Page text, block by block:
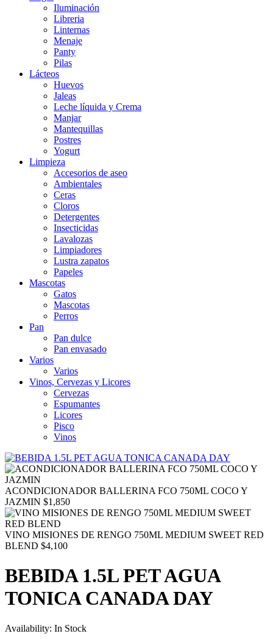
Iluminación
Libreria
Linternas
Menaje
Panty
Pilas
Lácteos
Huevos
Jaleas
Leche líquida y Crema
Manjar
Mantequillas
Postres
Yogurt
Limpieza
Accesorios de aseo
Ambientales
Ceras
Cloros
Detergentes
Insecticidas
Lavalozas
Limpiadores
Lustra zapatos
Papeles
Mascotas
Gatos
Mascotas
Perros
Pan
Pan dulce
Pan envasado
Varios
Varios
Vinos, Cervezas y Licores
Cervezas
Espumantes
Licores
Pisco
Vinos
ACONDICIONADOR BALLERINA FCO 750ML COCO Y
JAZMIN $1,850
VINO MISIONES DE RENGO 750ML MEDIUM SWEET RED
BLEND $4,100
BEBIDA 1.5L PET AGUA
TONICA CANADA DAY
Availability: In Stock